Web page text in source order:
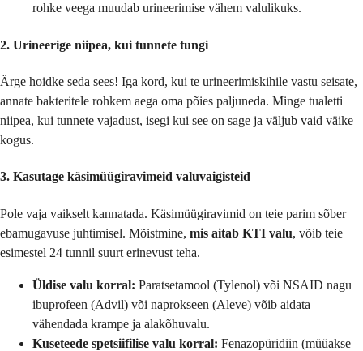
rohke veega muudab urineerimise vähem valulikuks.
2. Urineerige niipea, kui tunnete tungi
Ärge hoidke seda sees! Iga kord, kui te urineerimiskihile vastu seisate,
annate bakteritele rohkem aega oma põies paljuneda. Minge tualetti
niipea, kui tunnete vajadust, isegi kui see on sage ja väljub vaid väike
kogus.
3. Kasutage käsimüügiravimeid valuvaigisteid
Pole vaja vaikselt kannatada. Käsimüügiravimid on teie parim sõber
ebamugavuse juhtimisel. Mõistmine, mis aitab KTI valu, võib teie
esimestel 24 tunnil suurt erinevust teha.
Üldise valu korral: Paratsetamool (Tylenol) või NSAID nagu
ibuprofeen (Advil) või naprokseen (Aleve) võib aidata
vähendada krampe ja alakõhuvalu.
Kuseteede spetsiifilise valu korral: Fenazopüridiin (müüakse